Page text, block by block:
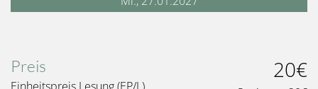
Preis
Einheitspreis Lesung (EP/L)
20€